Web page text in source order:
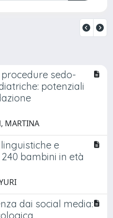
sedo-
potenziali
MARTINA
e
bambini in età
dai social media: